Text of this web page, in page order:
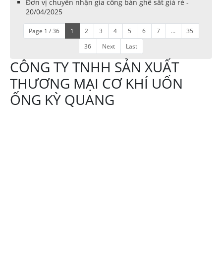
Đơn vị chuyên nhận gia công bàn ghế sắt giá rẻ -
20/04/2025
Page 1 / 36 1 2 3 4 5 6 7 ...
35
36
Next Last
CÔNG TY TNHH SẢN XUẤT
THƯƠNG MẠI CƠ KHÍ UỐN
ỐNG KỲ QUANG